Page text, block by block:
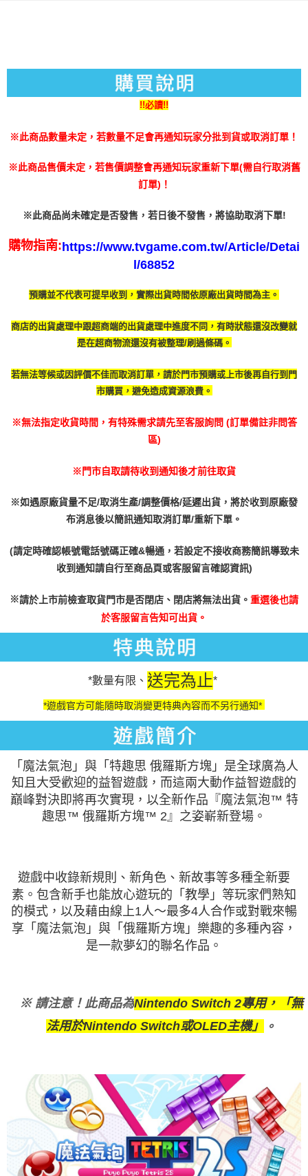
!!必讀!!
※此商品數量未定，若數量不足會再通知玩家分批到貨或取消訂單！
※此商品售價未定，若售價調整會再通知玩家重新下單(需自行取消舊
訂單)！
※此商品尚未確定是否發售，若日後不發售，將協助取消下單!
購物指南:https://www.tvgame.com.tw/Article/Detai
l/68852
預購並不代表可提早收到，實際出貨時間依原廠出貨時間為主。
商店的出貨處理中跟超商端的出貨處理中進度不同，有時狀態還沒改變就
是在超商物流還沒有被整理/刷過條碼。
若無法等候或因評價不佳而取消訂單，請於門市預購或上市後再自行到門
市購買，避免造成資源浪費。
※無法指定收貨時間，有特殊需求請先至客服詢問 (訂單備註非問答
區)
※門市自取請待收到通知後才前往取貨
※如遇原廠貨量不足/取消生產/調整價格/延遲出貨，將於收到原廠發
布消息後以簡訊通知取消訂單/重新下單。
(請定時確認帳號電話號碼正確&暢通，若設定不接收商務簡訊導致未
收到通知請自行至商品頁或客服留言確認資訊)
※請於上市前檢查取貨門市是否閉店、閉店將無法出貨。 重選後也請
於客服留言告知可出貨。
*數量有限、 送完為止*
*遊戲官方可能隨時取消變更特典內容而不另行通知*
「魔法氣泡」與「特趣思 俄羅斯方塊」是全球廣為人
知且大受歡迎的益智遊戲，而這兩大動作益智遊戲的
巔峰對決即將再次實現，以全新作品『魔法氣泡™ 特
趣思™ 俄羅斯方塊™ 2』之姿嶄新登場。
遊戲中收錄新規則、新角色、新故事等多種全新要
素。包含新手也能放心遊玩的「教學」等玩家們熟知
的模式，以及藉由線上1人～最多4人合作或對戰來暢
享「魔法氣泡」與「俄羅斯方塊」樂趣的多種內容，
是一款夢幻的聯名作品。
※ 請注意！此商品為Nintendo Switch 2專用，「無
法用於Nintendo Switch或OLED主機」
。